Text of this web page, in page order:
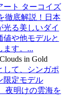
ート ターコイズ
徹底解説！日本
光る美しいダイ
や他モデルと
ます。...
して、シンガポ
限定モデル
夜明けの雲海を